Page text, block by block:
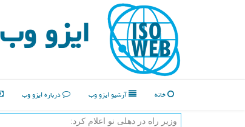
ایزو وب
خانه آرشیو ایزو وب درباره ایزو وب
وزیر راه در دهلی نو اعلام كرد: